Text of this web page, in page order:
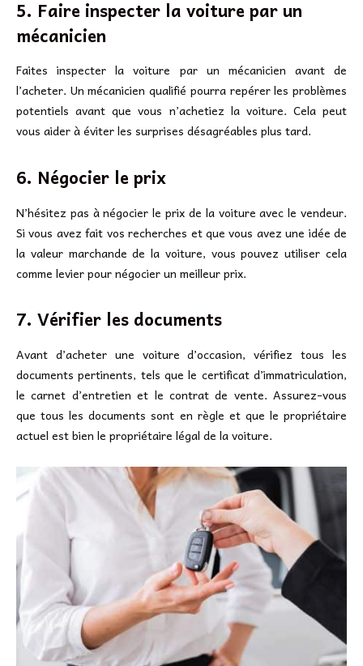
5. Faire inspecter la voiture par un
mécanicien
Faites inspecter la voiture par un mécanicien avant de
l’acheter. Un mécanicien qualifié pourra repérer les problèmes
potentiels avant que vous n’achetiez la voiture. Cela peut
vous aider à éviter les surprises désagréables plus tard.
6. Négocier le prix
N’hésitez pas à négocier le prix de la voiture avec le vendeur.
Si vous avez fait vos recherches et que vous avez une idée de
la valeur marchande de la voiture, vous pouvez utiliser cela
comme levier pour négocier un meilleur prix.
7. Vérifier les documents
Avant d’acheter une voiture d’occasion, vérifiez tous les
documents pertinents, tels que le certificat d’immatriculation,
le carnet d’entretien et le contrat de vente. Assurez-vous
que tous les documents sont en règle et que le propriétaire
actuel est bien le propriétaire légal de la voiture.